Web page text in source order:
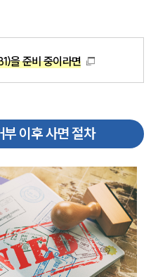
을 준비 중이라면
이후 사면 절차